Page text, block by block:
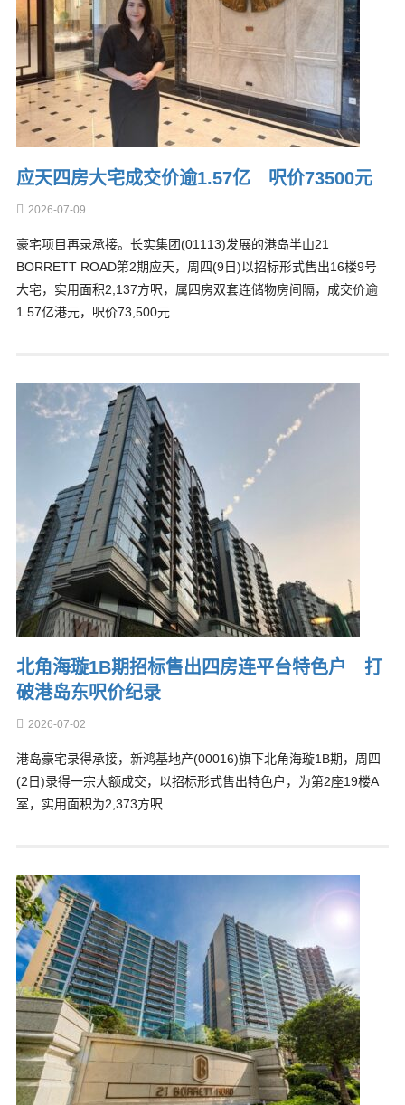
应天四房大宅成交价逾1.57亿 呎价73500元
2026-07-09
豪宅项目再录承接。长实集团(01113)发展的港岛半山21
BORRETT ROAD第2期应天，周四(9日)以招标形式售出16楼9号
大宅，实用面积2,137方呎，属四房双套连储物房间隔，成交价逾
1.57亿港元，呎价73,500元…
北角海璇1B期招标售出四房连平台特色户 打
破港岛东呎价纪录
2026-07-02
港岛豪宅录得承接，新鸿基地产(00016)旗下北角海璇1B期，周四
(2日)录得一宗大额成交，以招标形式售出特色户，为第2座19楼A
室，实用面积为2,373方呎…